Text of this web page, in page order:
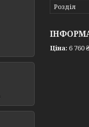
Розділ
Ціна: 6 760 ₴